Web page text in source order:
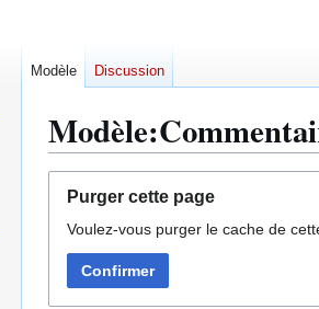
navigation
recherche
Purger cette page
Voulez-vous purger le cache de
Confirmer
Modèle Discussion